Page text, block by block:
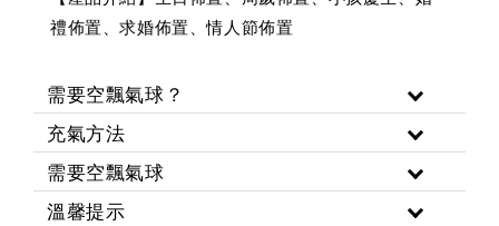
禮佈置、求婚佈置、情人節佈置
需要空飄氣球？
充氣方法
需要空飄氣球
溫馨提示